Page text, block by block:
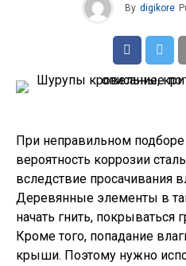
By digikore
При неправильном
вероятность коррозии
вследствие просачивания
Деревянные элементы в
начать гнить, покрываться
Кроме того, попадание
крыши. Поэтому нужно